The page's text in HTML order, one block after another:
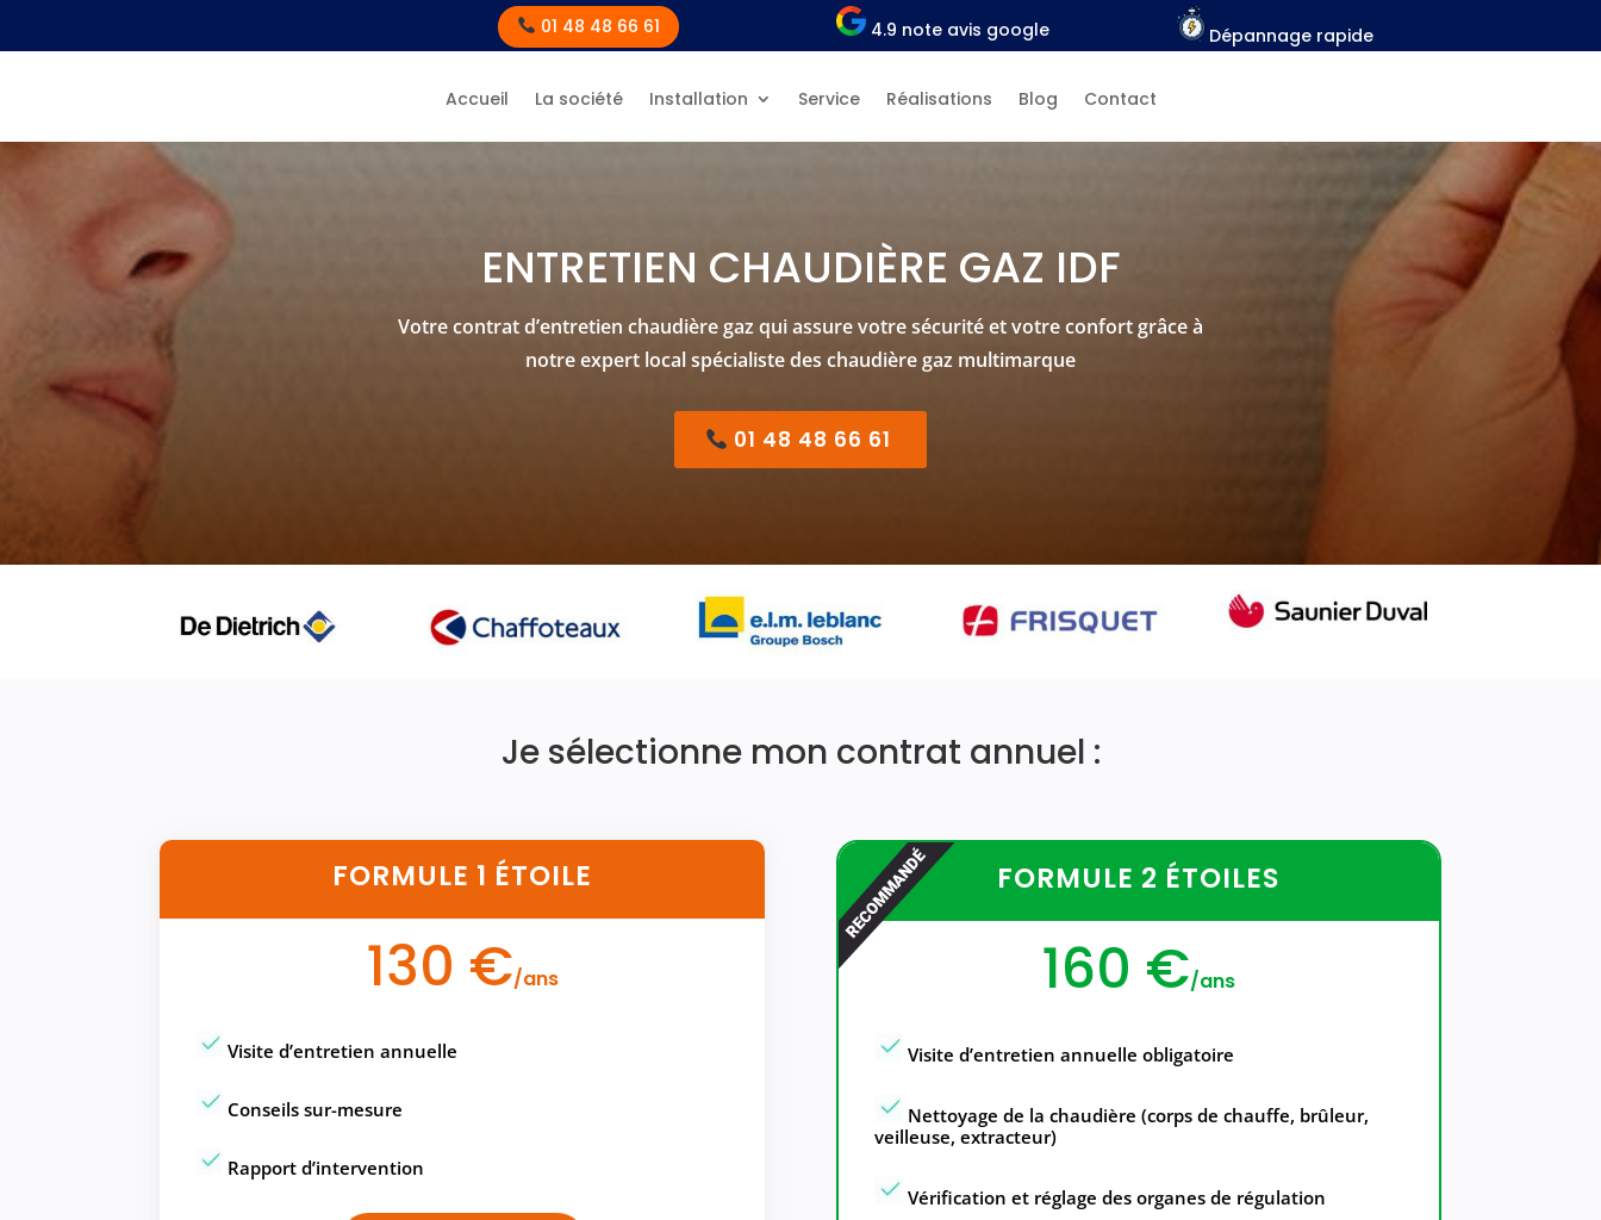
01 48 48 66 61 4.9 note avis google Dépannage rapide
Accueil La société Installation Service Réalisations Blog Contact
ENTRETIEN CHAUDIÈRE GAZ IDF
Votre contrat d’entretien chaudière gaz qui assure votre sécurité et votre confort grâce à
notre expert local spécialiste des chaudière gaz multimarque
01 48 48 66 61
Je sélectionne mon contrat annuel :
FORMULE 1 ÉTOILE
130 €/ans
Visite d’entretien annuelle
Conseils sur-mesure
Rapport d’intervention
FORMULE 2 ÉTOILES
160 €/ans
Visite d’entretien annuelle obligatoire
Nettoyage de la chaudière (corps de chauffe, brûleur,
veilleuse, extracteur)
Vérification et réglage des organes de régulation